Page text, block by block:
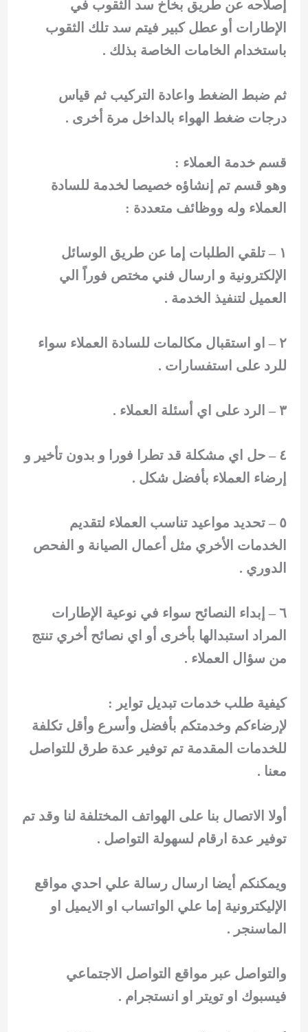
إصلاحه عن طريق بخاخ سد الثقوب في
الإطارات أو عطل كبير فيتم سد تلك الثقوب
باستخدام الخامات الخاصة بذلك .
ثم ضبط الضغط واعادة التركيب ثم قياس
درجات ضغط الهواء بالداخل مرة أخرى .
قسم خدمة العملاء :
وهو قسم تم إنشاؤه خصيصا لخدمة للسادة
العملاء وله ووظائف متعددة :
١ – تلقي الطلبات إما عن طريق الوسائل
الإلكترونية و ارسال فني مختص فوراً الي
العميل لتنفيذ الخدمة .
٢ – او استقبال مكالمات للسادة العملاء سواء
للرد على استفسارات .
٣ – الرد على اي أسئلة العملاء .
٤ – حل اي مشكلة قد تطرا فورا و بدون تأخير و
إرضاء العملاء بأفضل شكل .
٥ – تحديد مواعيد تناسب العملاء لتقديم
الخدمات الأخري مثل أعمال الصيانة و الفحص
الدوري .
٦ – إبداء النصائح سواء في نوعية الإطارات
المراد استبدالها بأخرى أو اي نصائح أخري تنتج
من سؤال العملاء .
كيفية طلب خدمات تبديل تواير :
لإرضاءكم وخدمتكم بأفضل وأسرع وأقل تكلفة
للخدمات المقدمة تم توفير عدة طرق للتواصل
معنا .
أولا الاتصال بنا على الهواتف المختلفة لنا وقد تم
توفير عدة ارقام لسهولة التواصل .
ويمكنكم أيضا ارسال رسالة علي احدي مواقع
الإليكترونية إما علي الواتساب او الايميل او
الماسنجر .
والتواصل عبر مواقع التواصل الاجتماعي
فيسبوك او تويتر او انستجرام .